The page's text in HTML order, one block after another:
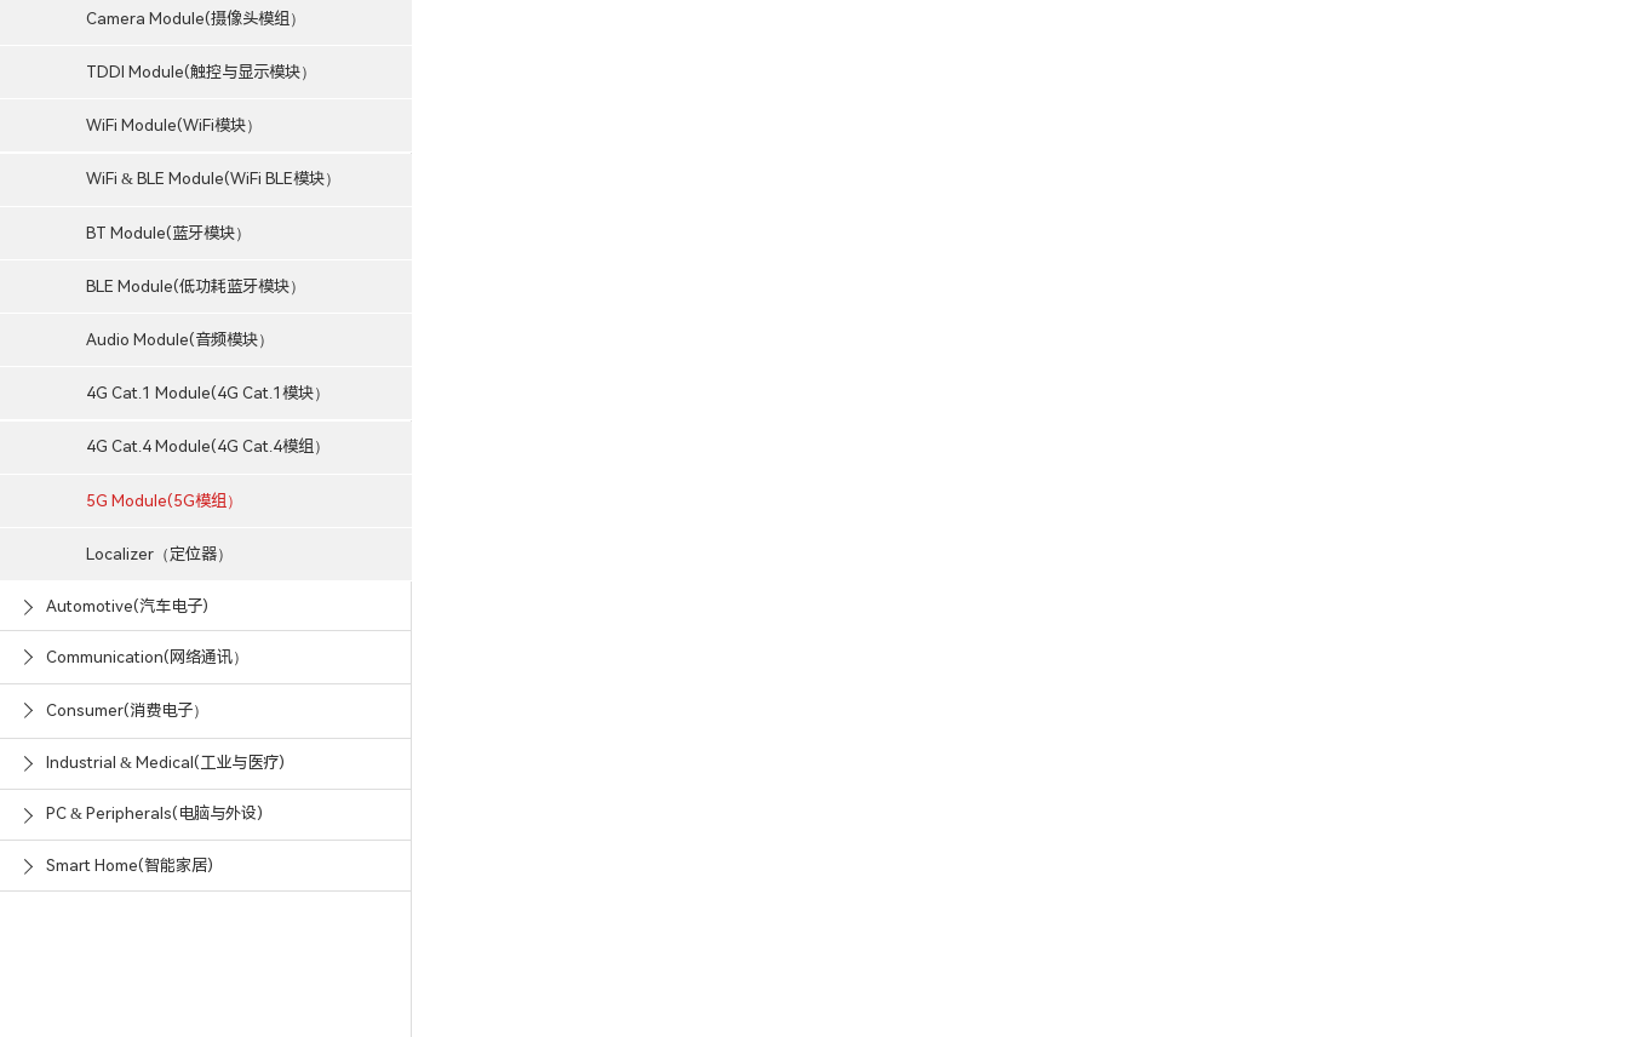
Camera Module(摄像头模组）
TDDI Module(触控与显示模块）
WiFi Module(WiFi模块）
WiFi & BLE Module(WiFi BLE模块）
BT Module(蓝牙模块）
BLE Module(低功耗蓝牙模块）
Audio Module(音频模块）
4G Cat.1 Module(4G Cat.1模块）
4G Cat.4 Module(4G Cat.4模组）
5G Module(5G模组）
Localizer（定位器）
Automotive(汽车电子)
Communication(网络通讯）
Consumer(消费电子）
Industrial & Medical(工业与医疗)
PC & Peripherals(电脑与外设)
Smart Home(智能家居)